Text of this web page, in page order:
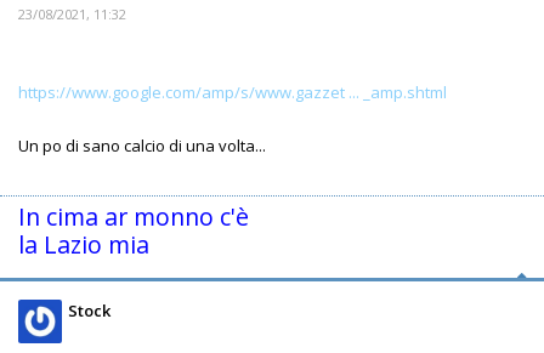
23/08/2021, 11:32
https://www.google.com/amp/s/www.gazzet ... _amp.shtml
Un po di sano calcio di una volta...
In cima ar monno c'è
la Lazio mia
Stock